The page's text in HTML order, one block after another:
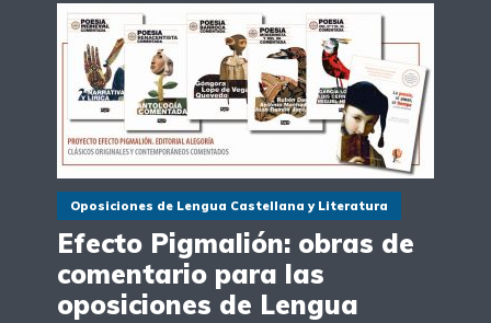
Oposiciones de Lengua Castellana y Literatura
Efecto Pigmalión: obras de
comentario para las
oposiciones de Lengua